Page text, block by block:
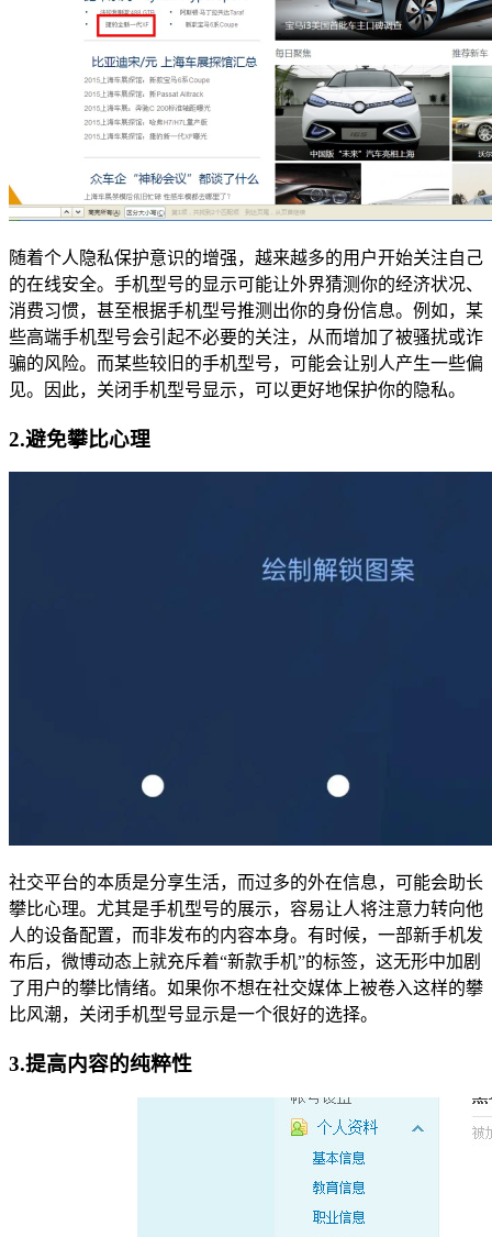
随着个人隐私保护意识的增强，越来越多的用户开始关注自己
的在线安全。手机型号的显示可能让外界猜测你的经济状况、
消费习惯，甚至根据手机型号推测出你的身份信息。例如，某
些高端手机型号会引起不必要的关注，从而增加了被骚扰或诈
骗的风险。而某些较旧的手机型号，可能会让别人产生一些偏
见。因此，关闭手机型号显示，可以更好地保护你的隐私。
2.避免攀比心理
社交平台的本质是分享生活，而过多的外在信息，可能会助长
攀比心理。尤其是手机型号的展示，容易让人将注意力转向他
人的设备配置，而非发布的内容本身。有时候，一部新手机发
布后，微博动态上就充斥着“新款手机”的标签，这无形中加剧
了用户的攀比情绪。如果你不想在社交媒体上被卷入这样的攀
比风潮，关闭手机型号显示是一个很好的选择。
3.提高内容的纯粹性